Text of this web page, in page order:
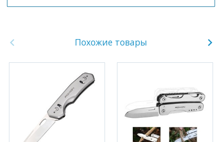
Похожие товары